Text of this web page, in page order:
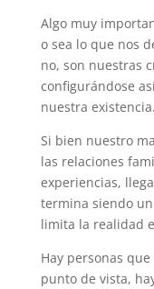
Algo muy
o sea lo que nos
no, son nuestras
configurándose
nuestra existencia.
Si bien nuestro
las relaciones
experiencias,
termina siendo
limita la realidad
Hay personas
punto de vista,